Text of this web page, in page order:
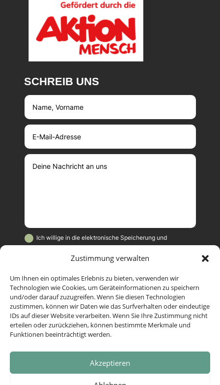
Zustimmung verwalten
Um Ihnen ein optimales Erlebnis zu bieten, verwenden wir
Technologien wie Cookies, um Geräteinformationen zu speichern
und/oder darauf zuzugreifen. Wenn Sie diesen Technologien
zustimmen, können wir Daten wie das Surfverhalten oder eindeutige
IDs auf dieser Website verarbeiten. Wenn Sie Ihre Zustimmung nicht
erteilen oder zurückziehen, können bestimmte Merkmale und
Funktionen beeinträchtigt werden.
Akzeptieren
SCHREIB UNS
Ich willige in die elektronische Speicherung und
Verarbeitung meiner Daten für die Zwecke der Kampagne
"Wehrhaft ohne Waffen" ein. Diese Einwilligung kann jederzeit
werden. Weitere Informationen hierzu und Widerrufshinweise
stehen in unserer Datenschutzerklärung, zu finden ganz unten
auf dieser Seite.
12 + 4= Senden